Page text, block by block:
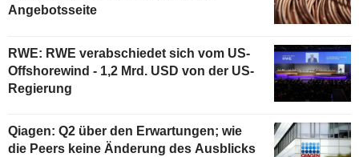
Angebotsseite
RWE: RWE verabschiedet sich vom US-
Offshorewind - 1,2 Mrd. USD von der US-
Regierung
Qiagen: Q2 über den Erwartungen; wie
die Peers keine Änderung des Ausblicks